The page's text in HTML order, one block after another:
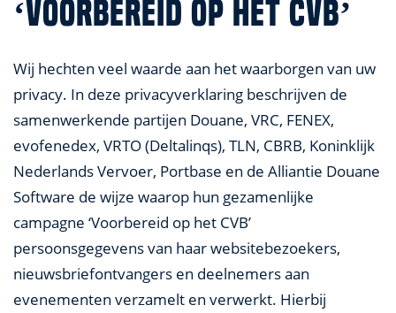
‘VOORBEREID OP HET CVB’
Wij hechten veel waarde aan het waarborgen van uw
privacy. In deze privacyverklaring beschrijven de
samenwerkende partijen Douane, VRC, FENEX,
evofenedex, VRTO (Deltalinqs), TLN, CBRB, Koninklijk
Nederlands Vervoer, Portbase en de Alliantie Douane
Software de wijze waarop hun gezamenlijke
campagne ‘Voorbereid op het CVB’
persoonsgegevens van haar websitebezoekers,
nieuwsbriefontvangers en deelnemers aan
evenementen verzamelt en verwerkt. Hierbij